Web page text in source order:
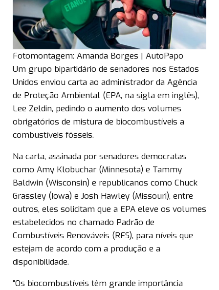
Fotomontagem: Amanda Borges | AutoPapo
Um grupo bipartidário de senadores nos Estados
Unidos enviou carta ao administrador da Agência
de Proteção Ambiental (EPA, na sigla em inglês),
Lee Zeldin, pedindo o aumento dos volumes
obrigatórios de mistura de biocombustíveis a
combustíveis fósseis.
Na carta, assinada por senadores democratas
como Amy Klobuchar (Minnesota) e Tammy
Baldwin (Wisconsin) e republicanos como Chuck
Grassley (Iowa) e Josh Hawley (Missouri), entre
outros, eles solicitam que a EPA eleve os volumes
estabelecidos no chamado Padrão de
Combustíveis Renováveis (RFS), para níveis que
estejam de acordo com a produção e a
disponibilidade.
“Os biocombustíveis têm grande importância